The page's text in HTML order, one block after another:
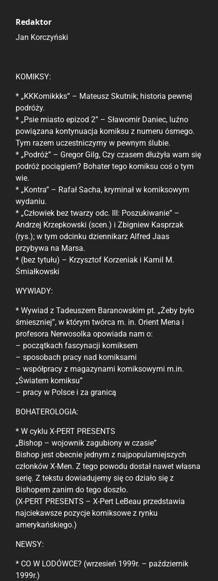
Redaktor
Jan Korczyński
KOMIKSY:
* „KKKomikkks” – Mateusz Skutnik; historia pewnej
podróży.
* „Psie miasto epizod 2” – Sławomir Daniec, luźno
powiązana kontynuacja komiksu z numeru ósmego.
Tym razem uczestniczymy w pewnym ślubie.
* „Podróż” – Gregor Gilg, Czy czasem dłużyła wam się
podróż pociągiem? Bohater tego komiksu coś o tym
wie.
* „Kontra” – Rafał Sacha, kryminał w komiksowym
wydaniu.
* „Człowiek bez twarzy odc. III: Poszukiwanie” –
Andrzej Krzepkowski (scen.) i Zbigniew Kasprzak
(rys.); w tym odcinku dziennikarz Alfred Jaas
przybywa na Marsa.
* (bez tytułu) – Krzysztof Korzeniak i Kamil M.
Śmiałkowski
WYWIADY:
* Wywiad z Tadeuszem Baranowskim pt. „Żeby było
śmieszniej”, w którym twórca m. in. Orient Mena i
profesora Nerwosolka opowiada nam o:
– początkach fascynacji komiksem
– sposobach pracy nad komiksami
– współpracy z magazynami komiksowymi m.in.
„Światem komiksu”
– pracy w Polsce i za granicą
BOHATEROLOGIA:
* W cyklu X-PERT PRESENTS
„Bishop – wojownik zagubiony w czasie”
Bishop jest obecnie jednym z najpopularniejszych
członków X-Men. Z tego powodu dostał nawet własna
serię. Z tekstu dowiadujemy się co działo się z
Bishopem zanim do tego doszło.
(X-PERT PRESENTS – X-Pert LeBeau przedstawia
najciekawsze pozycje komiksowe z rynku
amerykańskiego.)
NEWSY:
* CO W LODÓWCE? (wrzesień 1999r. – październik
1999r.)